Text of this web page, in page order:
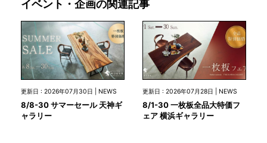
イベント・企画の関連記事
更新日 : 2026年07月30日 | NEWS
8/8-30 サマーセール 天神ギ
ャラリー
更新日 : 2026年07月28日 | NEWS
8/1-30 一枚板全品大特価フ
ェア 横浜ギャラリー